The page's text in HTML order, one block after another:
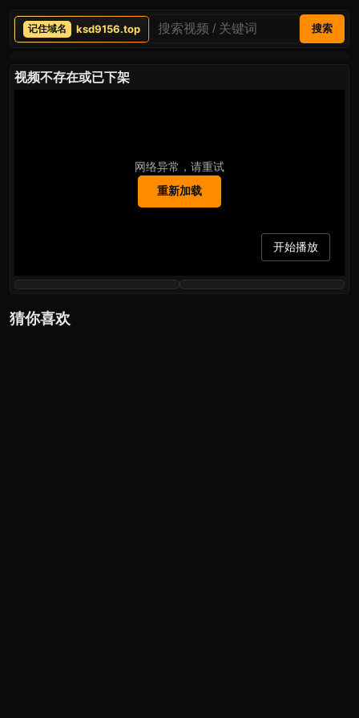
ksd9156.top 搜索
视频不存在或已下架
网络异常，请重试
重新加载
开始播放
猜你喜欢